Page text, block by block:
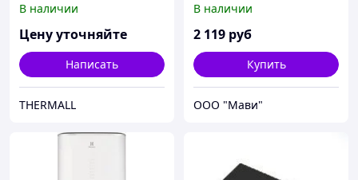
В наличии
Цену уточняйте
Написать
THERMALL
В наличии
2 119 руб
Купить
ООО "Мави"